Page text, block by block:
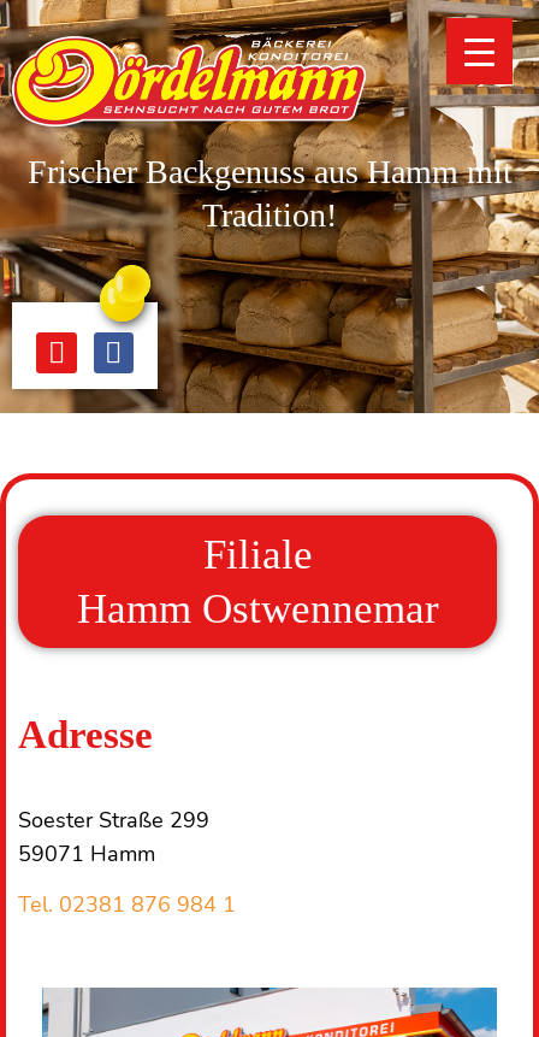
Frischer Backgenuss aus Hamm mit
Tradition!
Filiale
Hamm Ostwennemar
Adresse
Soester Straße 299
59071 Hamm
Tel. 02381 876 984 1